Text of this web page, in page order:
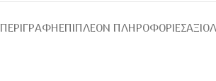
ΠΕΡΙΓΡΑΦΉΕΠΙΠΛΈΟΝ ΠΛΗΡΟΦΟΡΊΕΣ